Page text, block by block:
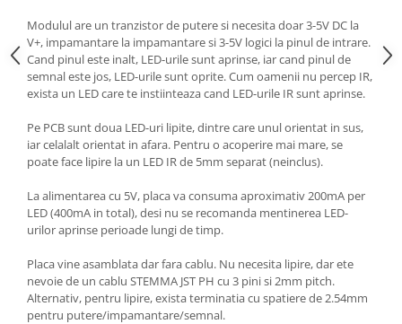
Modulul are un tranzistor de putere si necesita doar 3-5V DC la
V+, impamantare la impamantare si 3-5V logici la pinul de intrare.
Cand pinul este inalt, LED-urile sunt aprinse, iar cand pinul de
semnal este jos, LED-urile sunt oprite. Cum oamenii nu percep IR,
exista un LED care te instiinteaza cand LED-urile IR sunt aprinse.
Pe PCB sunt doua LED-uri lipite, dintre care unul orientat in sus,
iar celalalt orientat in afara. Pentru o acoperire mai mare, se
poate face lipire la un LED IR de 5mm separat (neinclus).
La alimentarea cu 5V, placa va consuma aproximativ 200mA per
LED (400mA in total), desi nu se recomanda mentinerea LED-
urilor aprinse perioade lungi de timp.
Placa vine asamblata dar fara cablu. Nu necesita lipire, dar ete
nevoie de un cablu STEMMA JST PH cu 3 pini si 2mm pitch.
Alternativ, pentru lipire, exista terminatia cu spatiere de 2.54mm
pentru putere/impamantare/semnal.